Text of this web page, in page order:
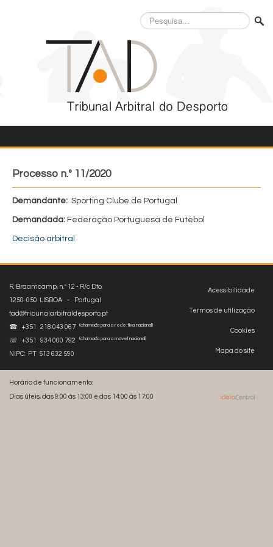
Pesquisa...
Processo n.º 11/2020
Demandante: Sporting Clube de Portugal
Demandada: Federação Portuguesa de Futebol
Decisão arbitral
Acessibilidade
Termos de utilização
Cookies
Mapa do site
R. Braamcamp, n.º 12 - R/c Dto.
1250-050 LISBOA - Portugal
tad@tribunalarbitraldesporto.pt
☎ +351 218 043 067
(chamada para a rede fixa nacional)
☏ +351 934 000 792 (chamada para a móvel nacional)
NIPC: PT 513 632 590
Horário de funcionamento:
Dias úteis, das 9:00 às 13:00 e das 14:00 às 17:00